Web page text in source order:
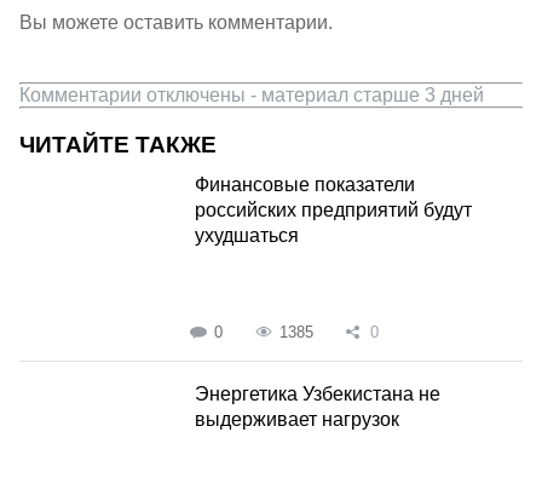
Вы можете оставить комментарии.
Комментарии отключены - материал старше 3 дней
ЧИТАЙТЕ ТАКЖЕ
Финансовые показатели
российских предприятий будут
ухудшаться
0 1385 0
Энергетика Узбекистана не
выдерживает нагрузок